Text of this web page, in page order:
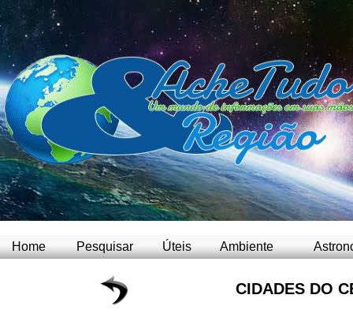
Home Pesquisar Úteis Ambiente
CIDADES DO